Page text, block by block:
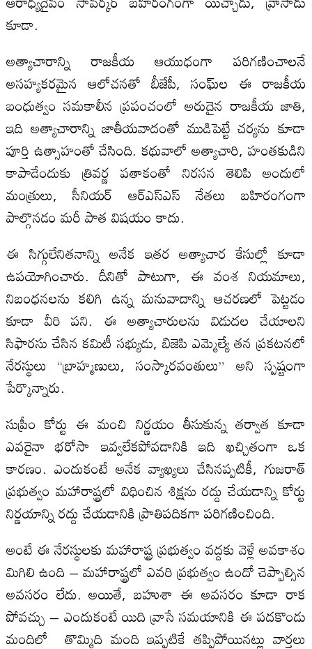
కూడా.
అత్యాచారాన్ని రాజకీయ ఆయుధంగా పరిగణించాలనే
అసహ్యకరమైన ఆలోచనతో బీజేపీ, సంఘ్‌ల ఈ రాజకీయ
బంధుత్వం సమకాలీన ప్రపంచంలో అరుదైన రాజకీయ జాతి,
ఇది అత్యాచారాన్ని జాతీయవాదంతో ముడిపెట్టే చర్యను కూడా
పూర్తి ఉత్సాహంతో చేసింది. కథువాలో అత్యాచారి, హంతకుడిని
కాపాడేందుకు త్రివర్ణ పతాకంతో నిరసన తెలిపి అందులో
మంత్రులు, సీనియర్ ఆర్‌ఎస్‌ఎస్ నేతలు బహిరంగంగా
పాల్గొనడం మరీ పాత విషయం కాదు.
ఈ సిగ్గులేనితనాన్ని అనేక ఇతర అత్యాచార కేసుల్లో కూడా
ఉపయోగించారు. దీనితో పాటుగా, ఈ వంశ నియమాలు,
నిబంధనలను కలిగి ఉన్న మనువాదాన్ని ఆచరణలో పెట్టడం
కూడా వీరి పని. ఈ అత్యాచారులను విడుదల చేయాలని
సిఫారసు చేసిన కమిటీ సభ్యుడు, బిజెపి ఎమ్మెల్యే తన ప్రకటనలో
నేరస్థులు “బ్రాహ్మణులు, సంస్కారవంతులు” అని స్పష్టంగా
పేర్కొన్నారు.
సుప్రీం కోర్టు ఈ మంచి నిర్ణయం తీసుకున్న తర్వాత కూడా
ఎవరైనా భరోసా ఇవ్వలేకపోవడానికి ఇది ఖచ్చితంగా ఒక
కారణం. ఎందుకంటే అనేక వ్యాఖ్యలు చేసినప్పటికీ, గుజరాత్
ప్రభుత్వం మహారాష్ట్రలో విధించిన శిక్షను రద్దు చేయడాన్ని కోర్టు
నిర్ణయాన్ని రద్దు చేయడానికి ప్రాతిపదికగా పరిగణించింది.
అంటే ఈ నేరస్థులకు మహారాష్ట్ర ప్రభుత్వం వద్దకు వెళ్లే అవకాశం
మిగిలి ఉంది – మహారాష్ట్రలో ఎవరి ప్రభుత్వం ఉందో చెప్పాల్సిన
అవసరం లేదు. అయితే, బహుశా ఈ అవసరం కూడా రాక
పోవచ్చు – ఎందుకంటే యిది వ్రాసే సమయానికి ఈ పదకొండు
మందిలో తొమ్మిది మంది ఇప్పటికే తప్పిపోయినట్లు వార్తలు